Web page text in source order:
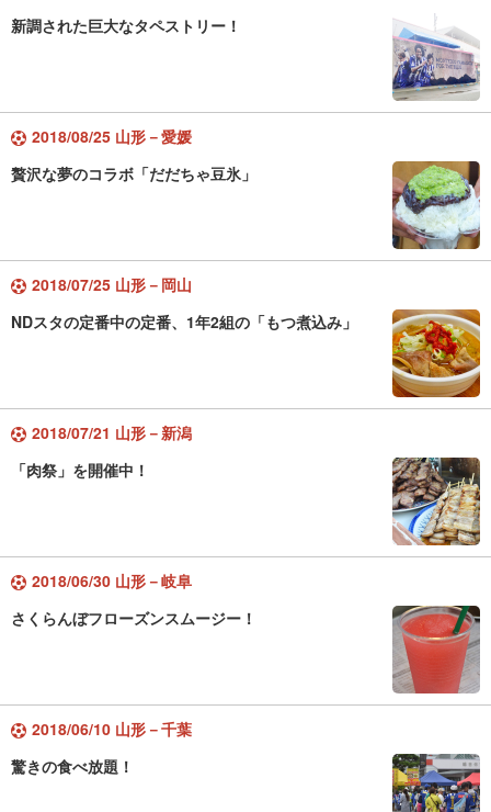
新調された巨大なタペストリー！
2018/08/25 山形－愛媛
贅沢な夢のコラボ「だだちゃ豆氷」
2018/07/25 山形－岡山
NDスタの定番中の定番、1年2組の「もつ煮込み」
2018/07/21 山形－新潟
「肉祭」を開催中！
2018/06/30 山形－岐阜
さくらんぼフローズンスムージー！
2018/06/10 山形－千葉
驚きの食べ放題！